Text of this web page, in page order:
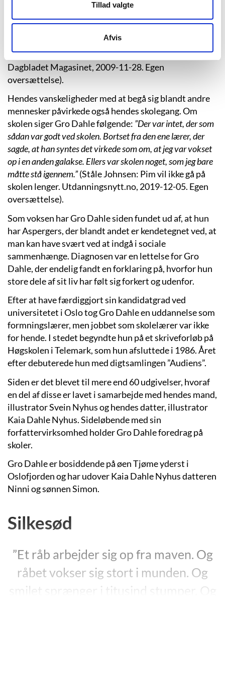
Tillad valgte
Afvis
iklæde sig et stort smil, så hun udadtil fremstod glad.
Om dette siger hun selv:”Smilet blev min
fred for lærere, andre børn, sine egne forældre og andres
forældre.”(Kjartan Brügger Bjånesøy: Om Gro og uro.
Dagbladet Magasinet, 2009-11-28. Egen
oversættelse).
Hendes vanskeligheder med at begå sig blandt andre
mennesker påvirkede også hendes skolegang. Om
skolen siger Gro Dahle følgende: ”Der var intet, der som
sådan var godt ved skolen. Bortset fra den ene lærer, der
sagde, at han syntes det virkede som om, at jeg var vokset
op i en anden galakse. Ellers var skolen noget, som jeg bare
måtte stå igennem.”(Ståle Johnsen: Pim vil ikke gå på
skolen lenger. Utdanningsnytt.no, 2019-12-05. Egen
oversættelse).
Som voksen har Gro Dahle siden fundet ud af, at hun
har Aspergers, der blandt andet er kendetegnet ved, at
man kan have svært ved at indgå i sociale
sammenhænge. Diagnosen var en lettelse for Gro
Dahle, der endelig fandt en forklaring på, hvorfor hun
store dele af sit liv har følt sig forkert og udenfor.
Efter at have færdiggjort sin kandidatgrad ved
universitetet i Oslo tog Gro Dahle en uddannelse som
formningslærer, men jobbet som skolelærer var ikke
for hende. I stedet begyndte hun på et skriveforløb på
Høgskolen i Telemark, som hun afsluttede i 1986. Året
efter debuterede hun med digtsamlingen ”Audiens”.
Siden er det blevet til mere end 60 udgivelser, hvoraf
en del af disse er lavet i samarbejde med hendes mand,
illustrator Svein Nyhus og hendes datter, illustrator
Kaia Dahle Nyhus. Sideløbende med sin
forfattervirksomhed holder Gro Dahle foredrag på
skoler.
Gro Dahle er bosiddende på øen Tjøme yderst i
Oslofjorden og har udover Kaia Dahle Nyhus datteren
Ninni og sønnen Simon.
Silkesød
”Et råb arbejder sig op fra maven. Og
råbet vokser sig stort i munden. Og
smilet sprænger i titusind stumper. Og